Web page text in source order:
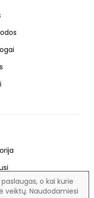
o kai kurie
veiktų. Naudodamiesi